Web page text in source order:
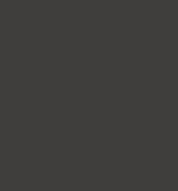
uitgebreide en
de
boswachters en
hen op drie